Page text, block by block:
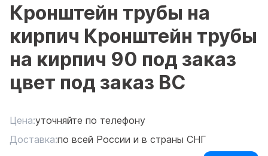
Кронштейн трубы на
кирпич Кронштейн трубы
на кирпич 90 под заказ
цвет под заказ ВС
Цена:уточняйте по телефону
Доставка:по всей России и в страны СНГ